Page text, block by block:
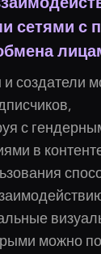
сетями с
создатели
с
в
можно